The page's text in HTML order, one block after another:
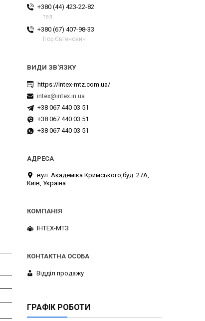
+380 (44) 423-22-82
тел.
+380 (67) 407-98-33
Ігор Євгенович
https://intex-mtz.com.ua/
intex@intex.in.ua
+38 067 440 03 51
+38 067 440 03 51
+38 067 440 03 51
вул. Академіка Кримського,буд. 27А,
Київ, Україна
ІНТЕХ-МТЗ
Відділ продажу
ГРАФІК РОБОТИ